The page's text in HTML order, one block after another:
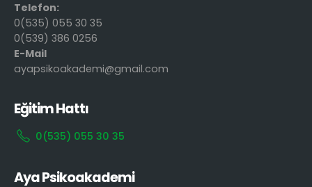
Telefon:
0(535) 055 30 35
0(539) 386 0256
E-Mail
ayapsikoakademi@gmail.com
Eğitim Hattı
0(535) 055 30 35
Aya Psikoakademi